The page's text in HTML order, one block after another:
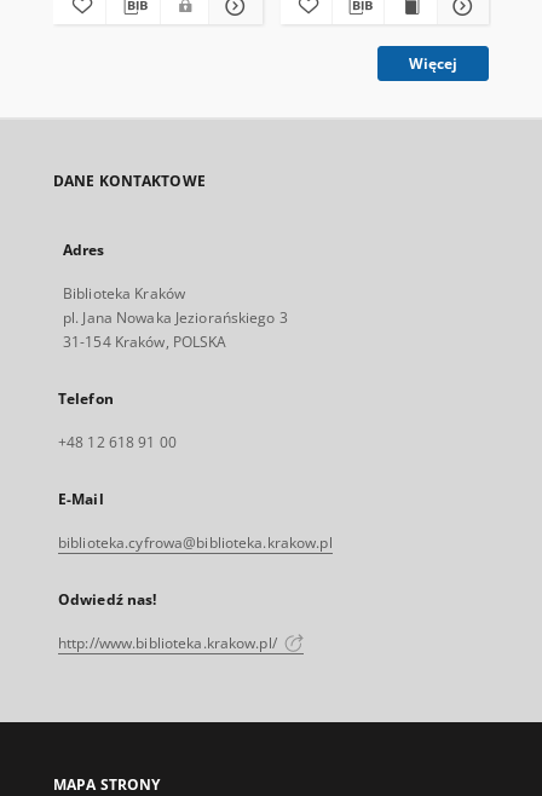
Więcej
DANE KONTAKTOWE
Adres
Biblioteka Kraków
pl. Jana Nowaka Jeziorańskiego 3
31-154 Kraków, POLSKA
Telefon
+48 12 618 91 00
E-Mail
biblioteka.cyfrowa@biblioteka.krakow.pl
Odwiedź nas!
http://www.biblioteka.krakow.pl/
MAPA STRONY